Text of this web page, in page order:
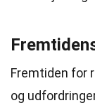
Fremtiden for
og